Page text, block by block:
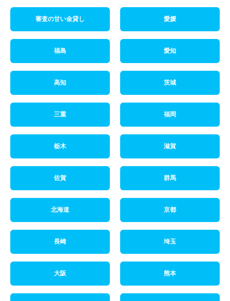
審査の甘い金貸し 愛媛
福島 愛知
高知 茨城
三重 福岡
栃木 滋賀
佐賀 群馬
北海道 京都
長崎 埼玉
大阪 熊本